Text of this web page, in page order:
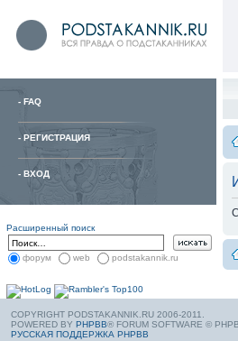
- FAQ
- РЕГИСТРАЦИЯ
- ВХОД
Расширенный поиск
форум web podstakannik.ru
COPYRIGHT PODSTAKANNIK.RU 2006-2011.
POWERED BY PHPBB® FORUM SOFTWARE ©
РУССКАЯ ПОДДЕРЖКА PHPBB